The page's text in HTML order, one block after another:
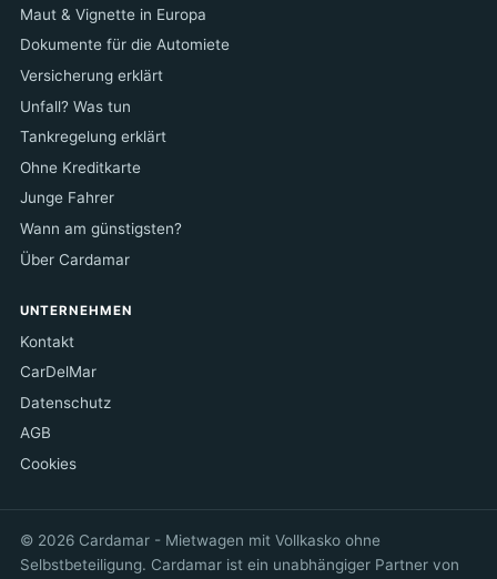
Maut & Vignette in Europa
Dokumente für die Automiete
Versicherung erklärt
Unfall? Was tun
Tankregelung erklärt
Ohne Kreditkarte
Junge Fahrer
Wann am günstigsten?
Über Cardamar
UNTERNEHMEN
Kontakt
CarDelMar
Datenschutz
AGB
Cookies
© 2026 Cardamar - Mietwagen mit Vollkasko ohne
Selbstbeteiligung. Cardamar ist ein unabhängiger Partner von